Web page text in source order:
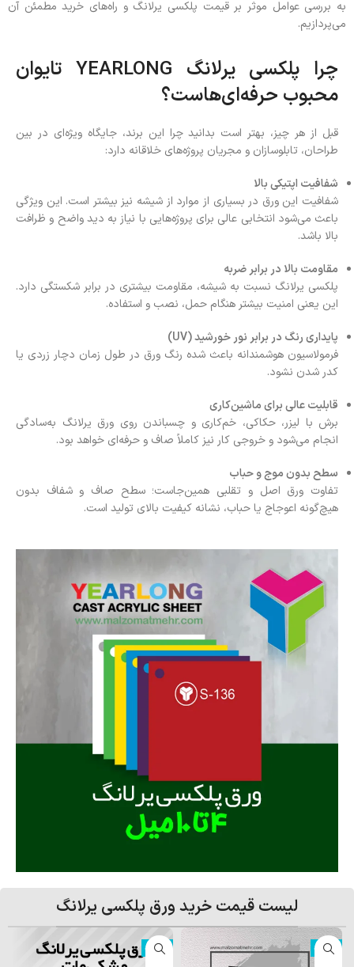
به بررسی عوامل موثر بر قیمت پلکسی یرلانگ و راه‌های خرید مطمئن آن
می‌پردازیم.
چرا پلکسی یرلانگ YEARLONG تایوان
محبوب حرفه‌ای‌هاست؟
قبل از هر چیز، بهتر است بدانید چرا این برند، جایگاه ویژه‌ای در بین
طراحان، تابلوسازان و مجریان پروژه‌های خلاقانه دارد:
شفافیت اپتیکی بالا
شفافیت این ورق در بسیاری از موارد از شیشه نیز بیشتر است. این ویژگی
باعث می‌شود انتخابی عالی برای پروژه‌هایی با نیاز به دید واضح و ظرافت
بالا باشد.
مقاومت بالا در برابر ضربه
پلکسی یرلانگ نسبت به شیشه، مقاومت بیشتری در برابر شکستگی دارد.
این یعنی امنیت بیشتر هنگام حمل، نصب و استفاده.
پایداری رنگ در برابر نور خورشید (UV)
فرمولاسیون هوشمندانه باعث شده رنگ ورق در طول زمان دچار زردی یا
کدر شدن نشود.
قابلیت عالی برای ماشین‌کاری
برش با لیزر، حکاکی، خم‌کاری و چسباندن روی ورق یرلانگ به‌سادگی
انجام می‌شود و خروجی کار نیز کاملاً صاف و حرفه‌ای خواهد بود.
سطح بدون موج و حباب
تفاوت ورق اصل و تقلبی همین‌جاست؛ سطح صاف و شفاف بدون
هیچ‌گونه اعوجاج یا حباب، نشانه کیفیت بالای تولید است.
لیست قیمت خرید ورق پلکسی یرلانگ
ناموجود ناموجود